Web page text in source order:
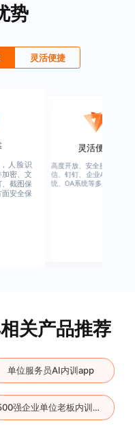
势
灵活便捷
支持微
HER系
集成
一流团队
绚星客户成功团队，由有多
企业从业经验、优秀培训机
从业经验，及咨询公司从业
关产品推荐
单位服务员AI内训app
500强企业单位老板内训软件